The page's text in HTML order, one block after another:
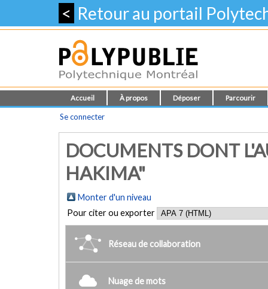
< Retour au portail
Accueil À propos Déposer Parcourir
Se connecter
DOCUMENTS DONT
HAKIMA"
Monter d'un niveau
Pour citer ou exporter
Réseau de collaboration
Nuage de mots